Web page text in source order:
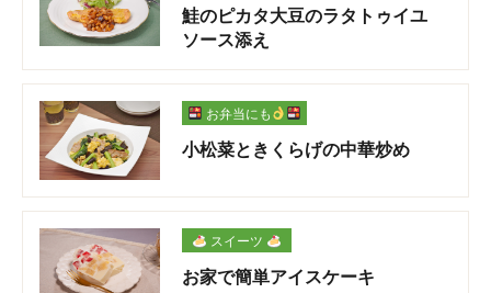
鮭のピカタ大豆のラタトゥイユ
ソース添え
お弁当にも
小松菜ときくらげの中華炒め
スイーツ
お家で簡単アイスケーキ